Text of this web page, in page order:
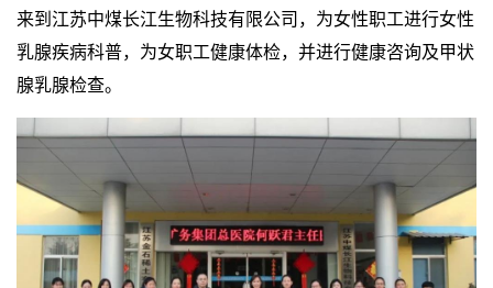
来到江苏中煤长江生物科技有限公司，为女性职工进行女性
乳腺疾病科普，为女职工健康体检，并进行健康咨询及甲状
腺乳腺检查。